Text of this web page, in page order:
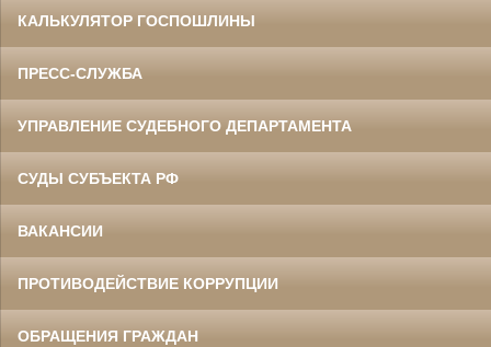
КАЛЬКУЛЯТОР ГОСПОШЛИНЫ
ПРЕСС-СЛУЖБА
УПРАВЛЕНИЕ СУДЕБНОГО ДЕПАРТАМЕНТА
СУДЫ СУБЪЕКТА РФ
ВАКАНСИИ
ПРОТИВОДЕЙСТВИЕ КОРРУПЦИИ
ОБРАЩЕНИЯ ГРАЖДАН